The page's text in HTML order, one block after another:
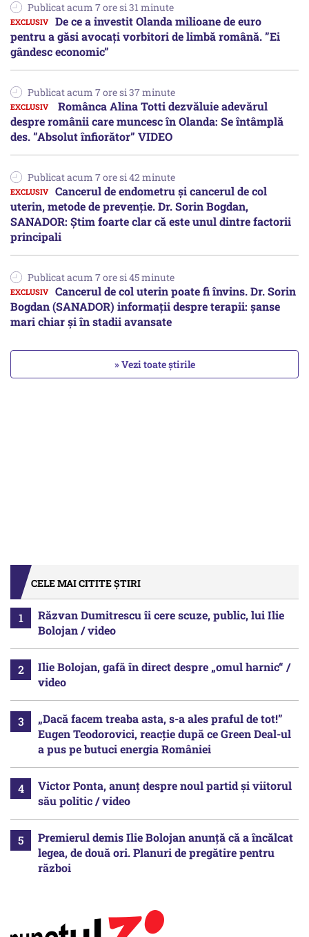
Publicat acum 7 ore si 31 minute
De ce a investit Olanda milioane de euro
pentru a găsi avocați vorbitori de limbă română. ”Ei
gândesc economic”
Publicat acum 7 ore si 37 minute
Românca Alina Totti dezvăluie adevărul
despre românii care muncesc în Olanda: Se întâmplă
des. ”Absolut înfiorător” VIDEO
Publicat acum 7 ore si 42 minute
Cancerul de endometru și cancerul de col
uterin, metode de prevenție. Dr. Sorin Bogdan,
SANADOR: Știm foarte clar că este unul dintre factorii
principali
Publicat acum 7 ore si 45 minute
Cancerul de col uterin poate fi învins. Dr. Sorin
Bogdan (SANADOR) informații despre terapii: șanse
mari chiar și în stadii avansate
» Vezi toate știrile
CELE MAI CITITE ȘTIRI
Răzvan Dumitrescu îi cere scuze, public, lui Ilie
Bolojan / video
Ilie Bolojan, gafă în direct despre „omul harnic“ /
video
„Dacă facem treaba asta, s-a ales praful de tot!”
Eugen Teodorovici, reacție după ce Green Deal-ul
a pus pe butuci energia României
Victor Ponta, anunț despre noul partid și viitorul
său politic / video
Premierul demis Ilie Bolojan anunță că a încălcat
legea, de două ori. Planuri de pregătire pentru
război